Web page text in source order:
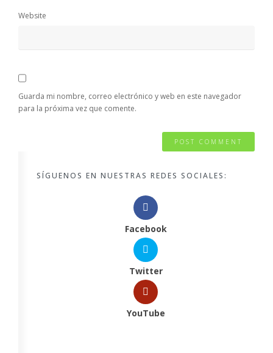
Website
Guarda mi nombre, correo electrónico y web en este navegador
para la próxima vez que comente.
SÍGUENOS EN NUESTRAS REDES SOCIALES:
Facebook
Twitter
YouTube